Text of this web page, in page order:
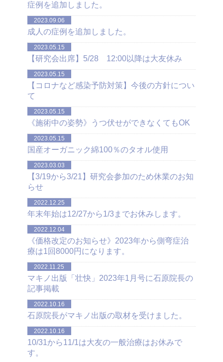
症例を追加しました。
2023.09.06
成人の症例を追加しました。
2023.05.15
【研究会出席】5/28 12:00以降は大友休み
2023.05.15
【コロナなど感染予防対策】今後の方針につい
て
2023.05.15
《施術中の姿勢》うつ伏せができなくてもOK
2023.05.15
国産オーガニック綿100％のタオル使用
2023.03.03
【3/19から3/21】研究会参加のため休業のお知
らせ
2022.12.25
年末年始は12/27から1/3までお休みします。
2022.12.04
《価格改定のお知らせ》2023年から側弯症治
療は1回8000円になります。
2022.11.25
マキノ出版「壮快」2023年1月号に石原院長の
記事掲載
2022.10.16
石原院長がマキノ出版の取材を受けました。
2022.10.16
10/31から11/1は大友の一般治療はお休みで
す。